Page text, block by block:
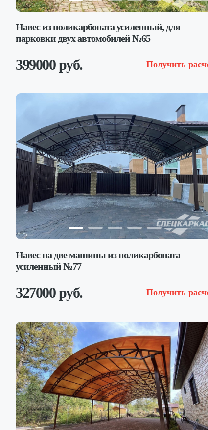
Навес из поликарбоната усиленный, для
парковки двух автомобилей №65
399000 руб. Получить
Навес на две машины из поликарбоната
усиленный №77
327000 руб. Получить